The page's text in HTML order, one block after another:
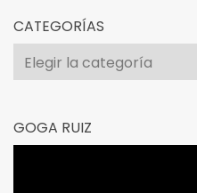
CATEGORÍAS
Categorías
GOGA RUIZ